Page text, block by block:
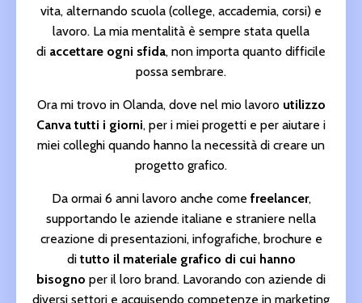
vita, alternando scuola (college, accademia, corsi) e
lavoro. La mia mentalità è sempre stata quella
di accettare ogni sfida, non importa quanto difficile
possa sembrare.
Ora mi trovo in Olanda, dove nel mio lavoro utilizzo
Canva tutti i giorni, per i miei progetti e per aiutare i
miei colleghi quando hanno la necessità di creare un
progetto grafico.
Da ormai 6 anni lavoro anche come freelancer,
supportando le aziende italiane e straniere nella
creazione di presentazioni, infografiche, brochure e
di tutto il materiale grafico di cui hanno
bisogno per il loro brand. Lavorando con aziende di
diversi settori e acquisendo competenze in marketing